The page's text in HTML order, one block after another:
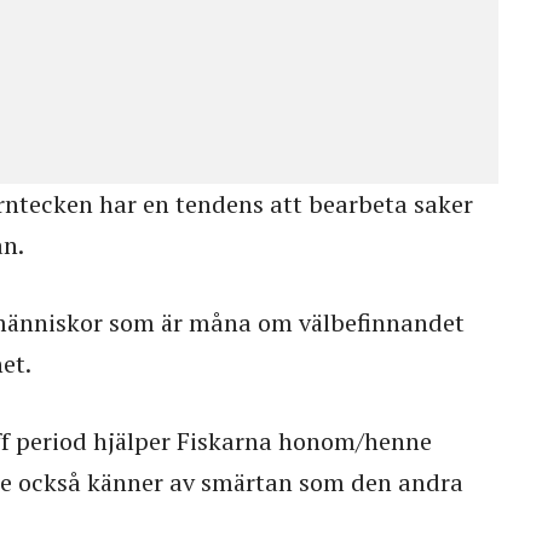
har en tendens att bearbeta saker
som är måna om välbefinnandet
period hjälper Fiskarna honom/henne
känner av smärtan som den andra